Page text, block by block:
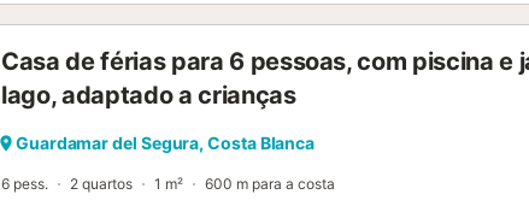
Casa de férias para 6 pessoas, com piscina e
lago, adaptado a crianças
Guardamar del Segura, Costa Blanca
6 pess. 2 quartos 1 m² 600 m para a costa